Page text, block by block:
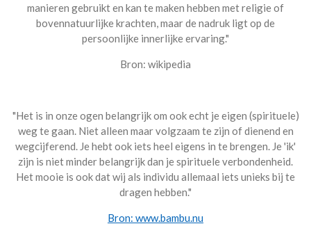
manieren gebruikt en kan te maken hebben met religie of
bovennatuurlijke krachten, maar de nadruk ligt op de
persoonlijke innerlijke ervaring."
Bron: wikipedia
"Het is in onze ogen belangrijk om ook echt je eigen (spirituele)
weg te gaan. Niet alleen maar volgzaam te zijn of dienend en
wegcijferend. Je hebt ook iets heel eigens in te brengen. Je 'ik'
zijn is niet minder belangrijk dan je spirituele verbondenheid.
Het mooie is ook dat wij als individu allemaal iets unieks bij te
dragen hebben."
Bron: www.bambu.nu